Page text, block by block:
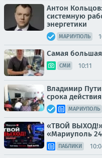
Антон
системную
энергетики
МАРИУПОЛЬ
Самая
СМИ 10:11
Владимир
срока
МАРИУПОЛЬ
«ТВОЙ
«Мариуполь
ПАБЛИКИ